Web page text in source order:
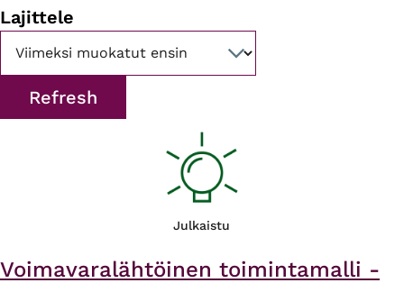
Lajittele
Julkaistu
Voimavaralähtöinen toimintamalli -